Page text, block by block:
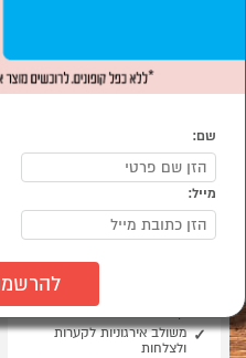
מתקן לייבוש ואחסון
קלאפה
משולב אירגוניות לקערות
ולצלחות
שם:
מייל: